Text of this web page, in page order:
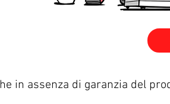
in assenza di garanzia del